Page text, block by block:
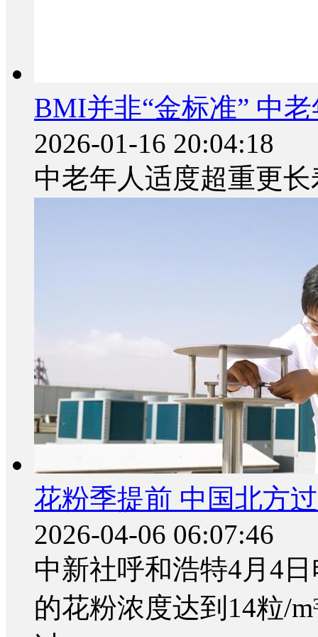
BMI并非“金标准” 中
2026-01-16 20:04:18
中老年人适度超重更长
花粉季提前 中国北方
2026-04-06 06:07:46
中新社呼和浩特4月4
的花粉浓度达到14粒/